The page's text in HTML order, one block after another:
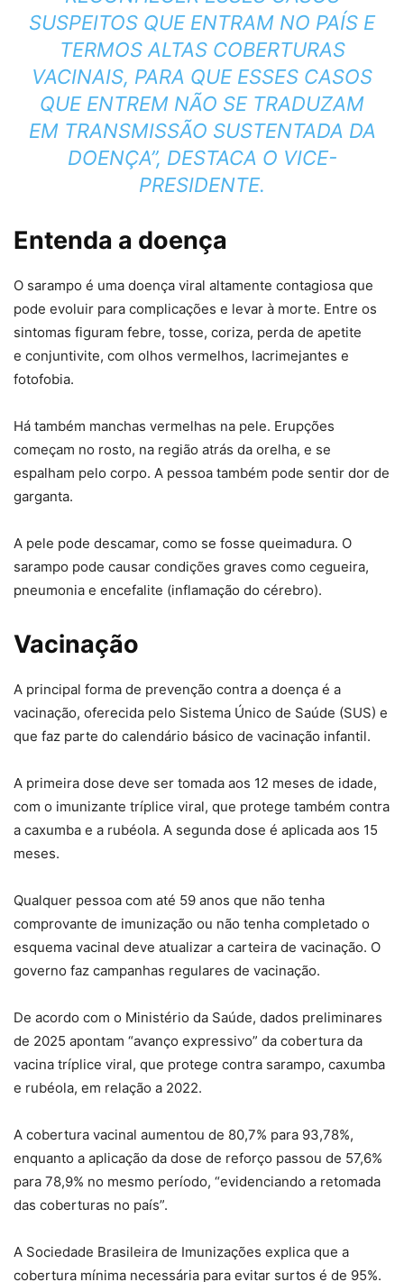
SUSPEITOS QUE ENTRAM NO PAÍS E
TERMOS ALTAS COBERTURAS
VACINAIS, PARA QUE ESSES CASOS
QUE ENTREM NÃO SE TRADUZAM
EM TRANSMISSÃO SUSTENTADA DA
DOENÇA”, DESTACA O VICE-
PRESIDENTE.
Entenda a doença
O sarampo é uma doença viral altamente contagiosa que
pode evoluir para complicações e levar à morte. Entre os
sintomas figuram febre, tosse, coriza, perda de apetite
e conjuntivite, com olhos vermelhos, lacrimejantes e
fotofobia.
Há também manchas vermelhas na pele. Erupções
começam no rosto, na região atrás da orelha, e se
espalham pelo corpo. A pessoa também pode sentir dor de
garganta.
A pele pode descamar, como se fosse queimadura. O
sarampo pode causar condições graves como cegueira,
pneumonia e encefalite (inflamação do cérebro).
Vacinação
A principal forma de prevenção contra a doença é a
vacinação, oferecida pelo Sistema Único de Saúde (SUS) e
que faz parte do calendário básico de vacinação infantil.
A primeira dose deve ser tomada aos 12 meses de idade,
com o imunizante tríplice viral, que protege também contra
a caxumba e a rubéola. A segunda dose é aplicada aos 15
meses.
Qualquer pessoa com até 59 anos que não tenha
comprovante de imunização ou não tenha completado o
esquema vacinal deve atualizar a carteira de vacinação. O
governo faz campanhas regulares de vacinação.
De acordo com o Ministério da Saúde, dados preliminares
de 2025 apontam “avanço expressivo” da cobertura da
vacina tríplice viral, que protege contra sarampo, caxumba
e rubéola, em relação a 2022.
A cobertura vacinal aumentou de 80,7% para 93,78%,
enquanto a aplicação da dose de reforço passou de 57,6%
para 78,9% no mesmo período, “evidenciando a retomada
das coberturas no país”.
A Sociedade Brasileira de Imunizações explica que a
cobertura mínima necessária para evitar surtos é de 95%.